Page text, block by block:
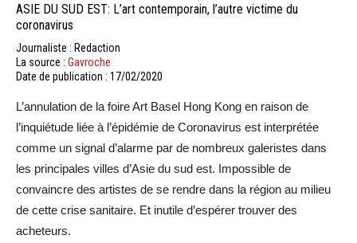
ASIE DU SUD EST: L’art contemporain, l’autre victime du
coronavirus
Journaliste : Redaction
La source : Gavroche
Date de publication : 17/02/2020
L’annulation de la foire Art Basel Hong Kong en raison de
l’inquiétude liée à l’épidémie de Coronavirus est interprétée
comme un signal d’alarme par de nombreux galeristes dans
les principales villes d’Asie du sud est. Impossible de
convaincre des artistes de se rendre dans la région au milieu
de cette crise sanitaire. Et inutile d’espérer trouver des
acheteurs.